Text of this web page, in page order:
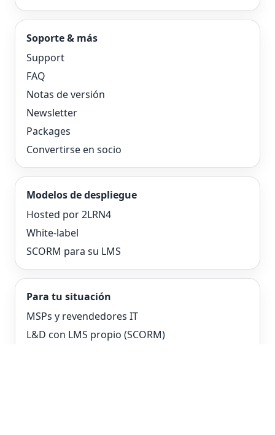
Soporte & más
Support
FAQ
Notas de versión
Newsletter
Packages
Convertirse en socio
Modelos de despliegue
Hosted por 2LRN4
White-label
SCORM para su LMS
Para tu situación
MSPs y revendedores IT
L&D con LMS propio (SCORM)